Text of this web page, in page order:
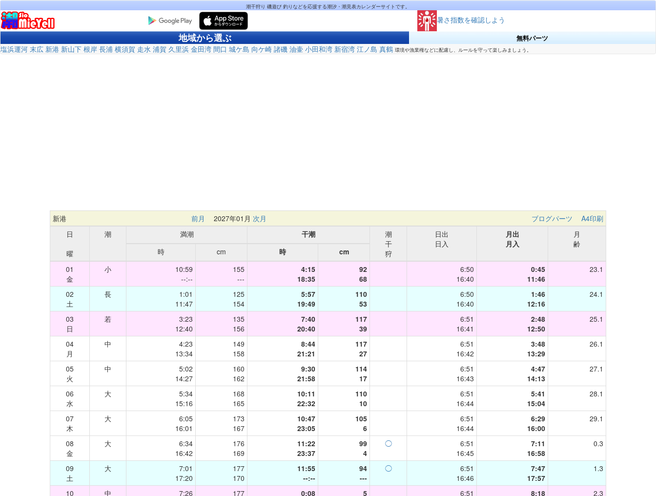
潮干狩り 磯遊び 釣りなどを応援する潮汐・潮見表カレンダーサイトです。
暑さ指数を確認しよう
地域から選ぶ 無料パーツ
塩浜運河 末広 新港 新山下 根岸 長浦 横須賀 走水 浦賀 久里浜 金田湾 間口 城ケ島 向ケ崎 諸磯 油壷 小田和湾 新宿湾 江ノ島 真鶴 環境や漁業権などに配慮し、ルールを守って楽しみましょう。
新港 前月 2027年01月 次月 ブログパーツ
A4印刷
日
曜
潮 満潮 干潮
潮
干
狩
日出
日入
月出
月入
月
齢
時
cm 時
cm
01
金
小
10:59
--:--
155
---
4:15
18:35
92
68
6:50
16:40
0:45
11:46
23.1
02
土
長
1:01
11:47
125
154
5:57
19:49
110
53
6:50
16:40
1:46
12:16
24.1
03
日
若
3:23
12:40
135
156
7:40
20:40
117
39
6:51
16:41
2:48
12:50
25.1
04
月
中
4:23
13:34
149
158
8:44
21:21
117
27
6:51
16:42
3:48
13:29
26.1
05
火
中
5:02
14:27
160
162
9:30
21:58
114
17
6:51
16:43
4:47
14:13
27.1
06
水
大
5:34
15:16
168
165
10:11
22:32
110
10
6:51
16:44
5:41
15:04
28.1
07
木
大
6:05
16:01
173
167
10:47
23:05
105
6
6:51
16:44
6:29
16:00
29.1
08
金
大
6:34
16:42
176
169
11:22
23:37
99
4
◯
6:51
16:45
7:11
16:58
0.3
09
土
大
7:01
17:20
177
170
11:55
--:--
94
---
◯
6:51
16:46
7:47
17:57
1.3
10
中
7:26
177
0:08
5
6:51
8:18
2.3